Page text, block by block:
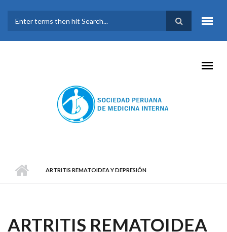
FORMULARIO DE
BÚSQUEDA
ARTRITIS REMATOIDEA Y DEPRESIÓN
ARTRITIS REMATOIDEA